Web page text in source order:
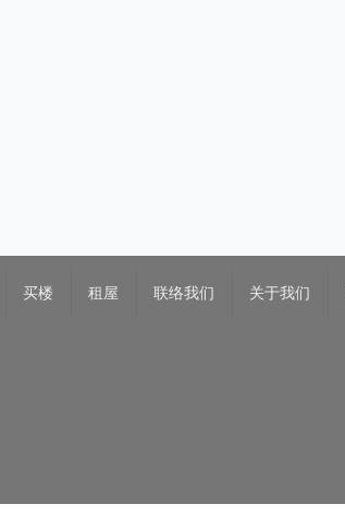
买楼 租屋 联络我们 关于我们